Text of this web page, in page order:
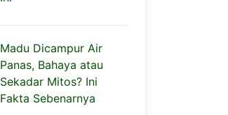
Madu Dicampur Air
Panas, Bahaya atau
Sekadar Mitos? Ini
Fakta Sebenarnya